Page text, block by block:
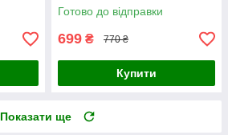
Готово до відправки
699 ₴ 770 ₴
Купити
Показати ще